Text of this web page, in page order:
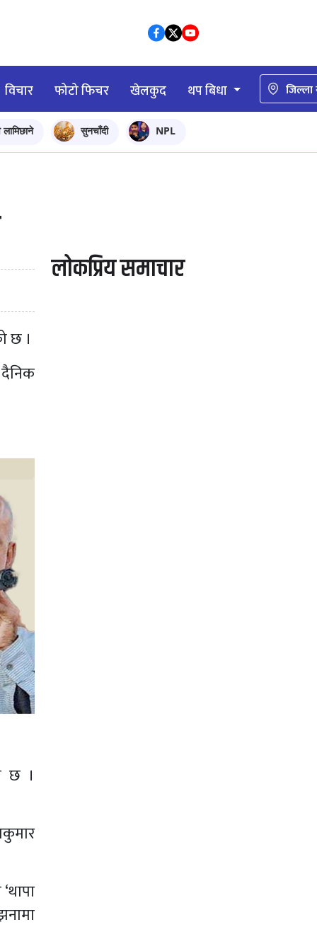
विचार फोटो फिचर खेलकुद थप बिधा जिल्ला
लामिछाने सुनचाँदी NPL
छ ।
छ ।
लोकप्रिय समाचार